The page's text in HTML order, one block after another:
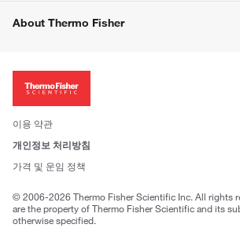
웹사이트 개선사항
About Thermo Fisher
투자자
사회적 책임
브랜드
이용 약관
개인정보 처리방침
가격 및 운임 정책
© 2006-2026 Thermo Fisher Scientific Inc. All rights
are the property of Thermo Fisher Scientific and its
otherwise specified.